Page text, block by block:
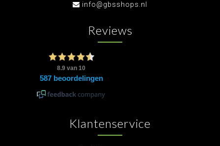
info@gbsshops.nl
Reviews
Klantenservice